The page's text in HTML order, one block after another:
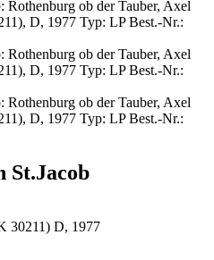
St.Jacob
30211) D, 1977